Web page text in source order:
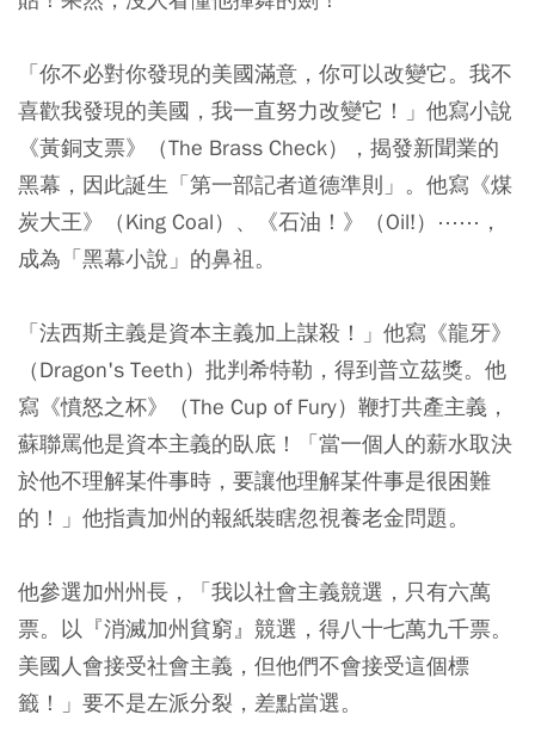
「你不必對你發現的美國滿意，你可以改變它。我不
喜歡我發現的美國，我一直努力改變它！」他寫小說
《黃銅支票》（The Brass Check），揭發新聞業的
黑幕，因此誕生「第一部記者道德準則」。他寫《煤
炭大王》（King Coal）、《石油！》（Oil!）⋯⋯，
成為「黑幕小說」的鼻祖。
「法西斯主義是資本主義加上謀殺！」他寫《龍牙》
（Dragon's Teeth）批判希特勒，得到普立茲獎。他
寫《憤怒之杯》（The Cup of Fury）鞭打共產主義，
蘇聯罵他是資本主義的臥底！「當一個人的薪水取決
於他不理解某件事時，要讓他理解某件事是很困難
的！」他指責加州的報紙裝瞎忽視養老金問題。
他參選加州州長，「我以社會主義競選，只有六萬
票。以『消滅加州貧窮』競選，得八十七萬九千票。
美國人會接受社會主義，但他們不會接受這個標
籤！」要不是左派分裂，差點當選。